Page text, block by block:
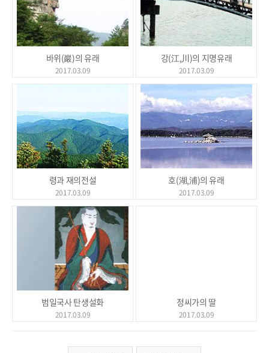
바위(巖)의 유래
2017.03.09
강(江,川)의 지명유래
2017.03.09
령과 재의전설
2017.03.09
호(湖,浦)의 유래
2017.03.09
범일국사 탄생설화
2017.03.09
정씨가의 딸
2017.03.09